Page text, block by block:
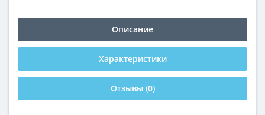
Описание
Характеристики
Отзывы (0)